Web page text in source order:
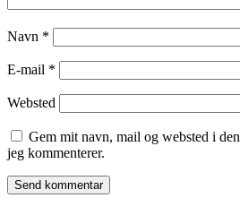
Navn *
E-mail *
Websted
Gem mit navn, mail og websted i
jeg kommenterer.